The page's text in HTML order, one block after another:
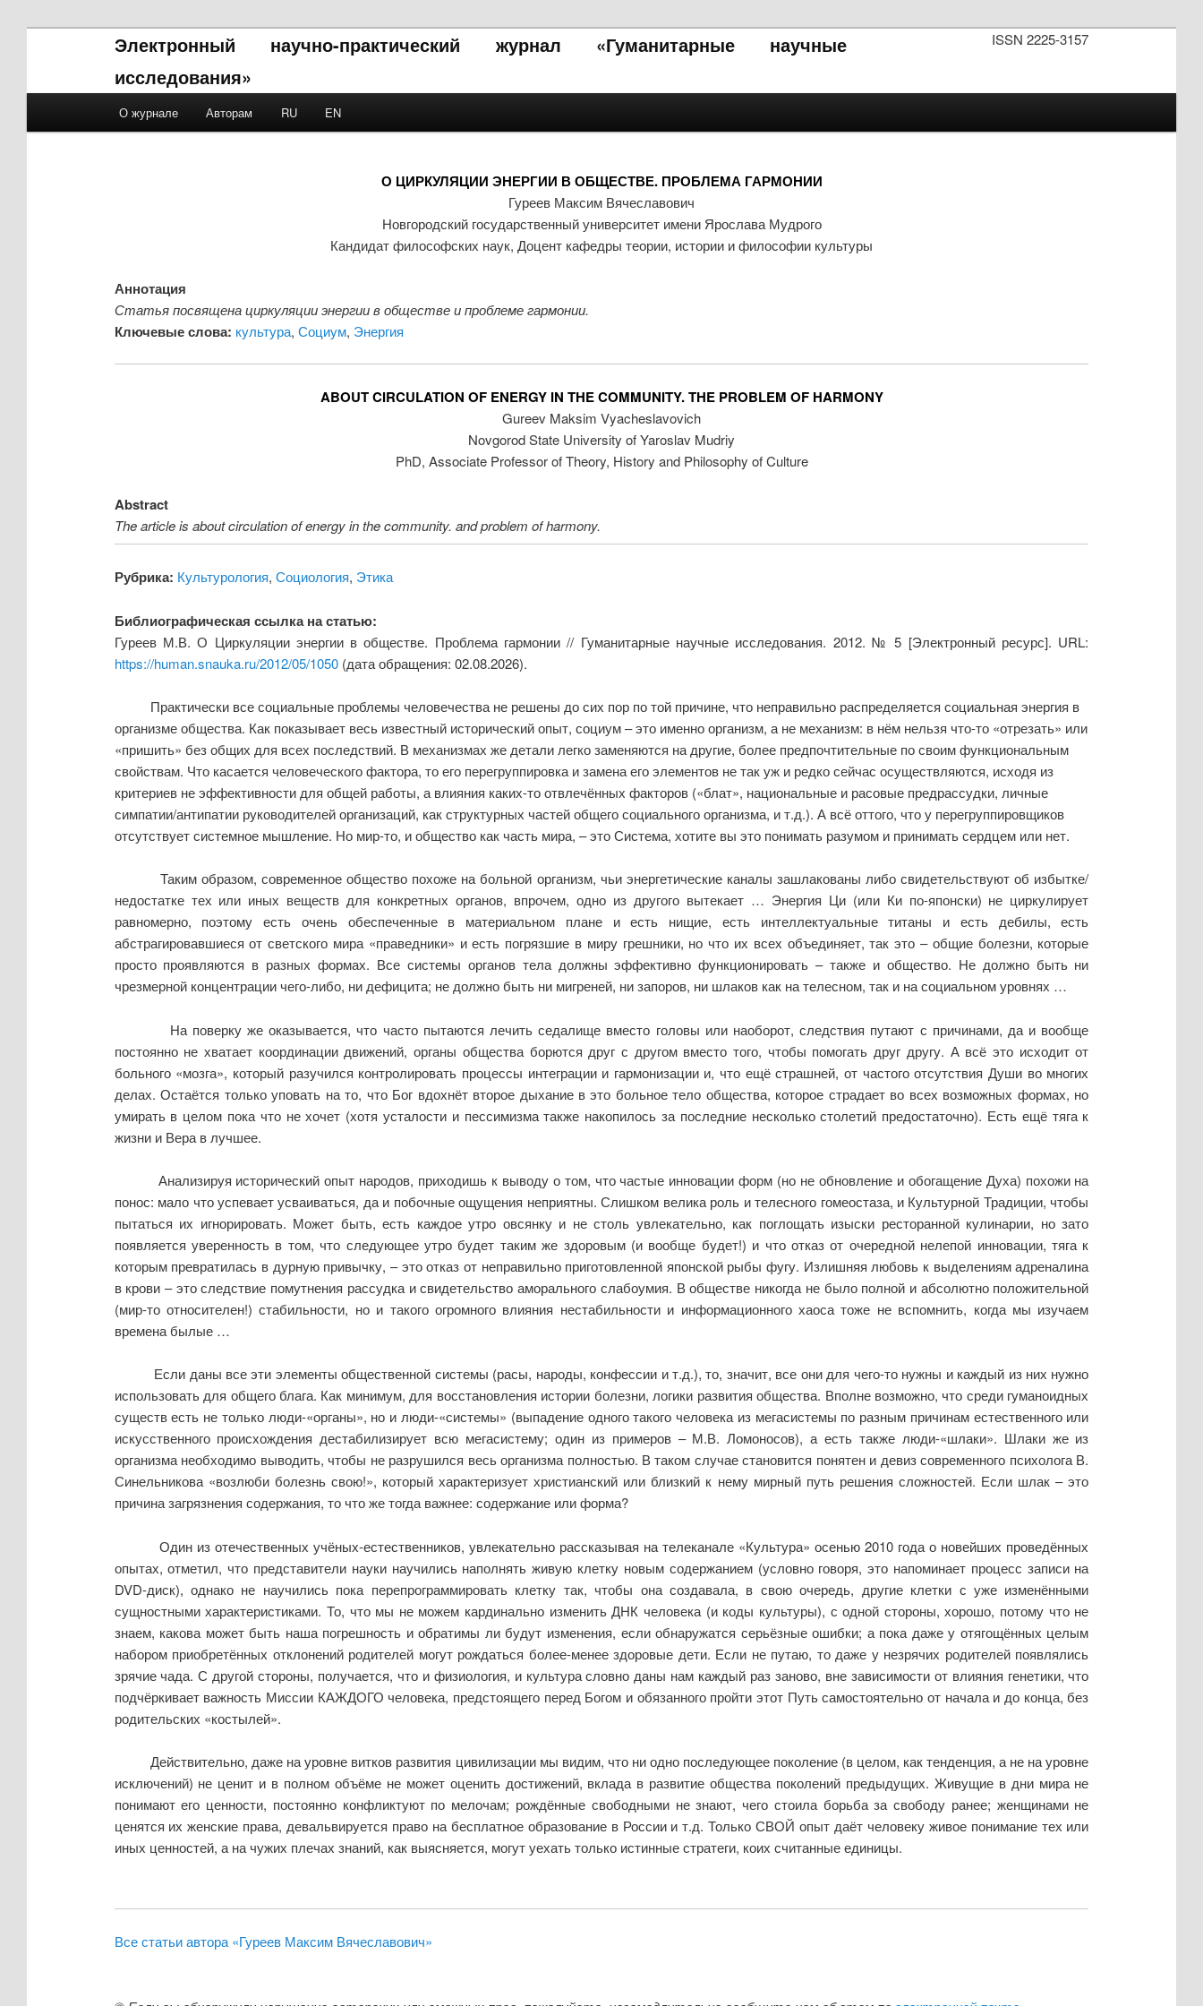
ISSN 2225-3157
Электронный научно-практический журнал «Гуманитарные научные
исследования»
Skip to primary content
Skip to secondary content
О журнале Авторам RU EN
О ЦИРКУЛЯЦИИ ЭНЕРГИИ В ОБЩЕСТВЕ. ПРОБЛЕМА ГАРМОНИИ
Гуреев Максим Вячеславович
Новгородский государственный университет имени Ярослава Мудрого
Кандидат философских наук, Доцент кафедры теории, истории и философии культуры
Аннотация
Статья посвящена циркуляции энергии в обществе и проблеме гармонии.
Ключевые слова: культура, Социум, Энергия
ABOUT CIRCULATION OF ENERGY IN THE COMMUNITY. THE PROBLEM OF HARMONY
Gureev Maksim Vyacheslavovich
Novgorod State University of Yaroslav Mudriy
PhD, Associate Professor of Theory, History and Philosophy of Culture
Abstract
The article is about circulation of energy in the community. and problem of harmony.
Рубрика: Культурология, Социология, Этика
Библиографическая ссылка на статью:
Гуреев М.В. О Циркуляции энергии в обществе. Проблема гармонии // Гуманитарные научные исследования. 2012. № 5 [Электронный ресурс]. URL:
https://human.snauka.ru/2012/05/1050(дата обращения: 02.08.2026).
Практически все социальные проблемы человечества не решены до сих пор по той причине, что неправильно распределяется социальная энергия в
организме общества. Как показывает весь известный исторический опыт, социум – это именно организм, а не механизм: в нём нельзя что-то «отрезать» или
«пришить» без общих для всех последствий. В механизмах же детали легко заменяются на другие, более предпочтительные по своим функциональным
свойствам. Что касается человеческого фактора, то его перегруппировка и замена его элементов не так уж и редко сейчас осуществляются, исходя из
критериев не эффективности для общей работы, а влияния каких-то отвлечённых факторов («блат», национальные и расовые предрассудки, личные
симпатии/антипатии руководителей организаций, как структурных частей общего социального организма, и т.д.). А всё оттого, что у перегруппировщиков
отсутствует системное мышление. Но мир-то, и общество как часть мира, – это Система, хотите вы это понимать разумом и принимать сердцем или нет.
Таким образом, современное общество похоже на больной организм, чьи энергетические каналы зашлакованы либо свидетельствуют об избытке/
недостатке тех или иных веществ для конкретных органов, впрочем, одно из другого вытекает … Энергия Ци (или Ки по-японски) не циркулирует
равномерно, поэтому есть очень обеспеченные в материальном плане и есть нищие, есть интеллектуальные титаны и есть дебилы, есть
абстрагировавшиеся от светского мира «праведники» и есть погрязшие в миру грешники, но что их всех объединяет, так это – общие болезни, которые
просто проявляются в разных формах. Все системы органов тела должны эффективно функционировать – также и общество. Не должно быть ни
чрезмерной концентрации чего-либо, ни дефицита; не должно быть ни мигреней, ни запоров, ни шлаков как на телесном, так и на социальном уровнях …
На поверку же оказывается, что часто пытаются лечить седалище вместо головы или наоборот, следствия путают с причинами, да и вообще
постоянно не хватает координации движений, органы общества борются друг с другом вместо того, чтобы помогать друг другу. А всё это исходит от
больного «мозга», который разучился контролировать процессы интеграции и гармонизации и, что ещё страшней, от частого отсутствия Души во многих
делах. Остаётся только уповать на то, что Бог вдохнёт второе дыхание в это больное тело общества, которое страдает во всех возможных формах, но
умирать в целом пока что не хочет (хотя усталости и пессимизма также накопилось за последние несколько столетий предостаточно). Есть ещё тяга к
жизни и Вера в лучшее.
Анализируя исторический опыт народов, приходишь к выводу о том, что частые инновации форм (но не обновление и обогащение Духа) похожи на
понос: мало что успевает усваиваться, да и побочные ощущения неприятны. Слишком велика роль и телесного гомеостаза, и Культурной Традиции, чтобы
пытаться их игнорировать. Может быть, есть каждое утро овсянку и не столь увлекательно, как поглощать изыски ресторанной кулинарии, но зато
появляется уверенность в том, что следующее утро будет таким же здоровым (и вообще будет!) и что отказ от очередной нелепой инновации, тяга к
которым превратилась в дурную привычку, – это отказ от неправильно приготовленной японской рыбы фугу. Излишняя любовь к выделениям адреналина
в крови – это следствие помутнения рассудка и свидетельство аморального слабоумия. В обществе никогда не было полной и абсолютно положительной
(мир-то относителен!) стабильности, но и такого огромного влияния нестабильности и информационного хаоса тоже не вспомнить, когда мы изучаем
времена былые …
Если даны все эти элементы общественной системы (расы, народы, конфессии и т.д.), то, значит, все они для чего-то нужны и каждый из них нужно
использовать для общего блага. Как минимум, для восстановления истории болезни, логики развития общества. Вполне возможно, что среди гуманоидных
существ есть не только люди-«органы», но и люди-«системы» (выпадение одного такого человека из мегасистемы по разным причинам естественного или
искусственного происхождения дестабилизирует всю мегасистему; один из примеров – М.В. Ломоносов), а есть также люди-«шлаки». Шлаки же из
организма необходимо выводить, чтобы не разрушился весь организма полностью. В таком случае становится понятен и девиз современного психолога В.
Синельникова «возлюби болезнь свою!», который характеризует христианский или близкий к нему мирный путь решения сложностей. Если шлак – это
причина загрязнения содержания, то что же тогда важнее: содержание или форма?
Один из отечественных учёных-естественников, увлекательно рассказывая на телеканале «Культура» осенью 2010 года о новейших проведённых
опытах, отметил, что представители науки научились наполнять живую клетку новым содержанием (условно говоря, это напоминает процесс записи на
DVD-диск), однако не научились пока перепрограммировать клетку так, чтобы она создавала, в свою очередь, другие клетки с уже изменёнными
сущностными характеристиками. То, что мы не можем кардинально изменить ДНК человека (и коды культуры), с одной стороны, хорошо, потому что не
знаем, какова может быть наша погрешность и обратимы ли будут изменения, если обнаружатся серьёзные ошибки; а пока даже у отягощённых целым
набором приобретённых отклонений родителей могут рождаться более-менее здоровые дети. Если не путаю, то даже у незрячих родителей появлялись
зрячие чада. С другой стороны, получается, что и физиология, и культура словно даны нам каждый раз заново, вне зависимости от влияния генетики, что
подчёркивает важность Миссии КАЖДОГО человека, предстоящего перед Богом и обязанного пройти этот Путь самостоятельно от начала и до конца, без
родительских «костылей».
Действительно, даже на уровне витков развития цивилизации мы видим, что ни одно последующее поколение (в целом, как тенденция, а не на уровне
исключений) не ценит и в полном объёме не может оценить достижений, вклада в развитие общества поколений предыдущих. Живущие в дни мира не
понимают его ценности, постоянно конфликтуют по мелочам; рождённые свободными не знают, чего стоила борьба за свободу ранее; женщинами не
ценятся их женские права, девальвируется право на бесплатное образование в России и т.д. Только СВОЙ опыт даёт человеку живое понимание тех или
иных ценностей, а на чужих плечах знаний, как выясняется, могут уехать только истинные стратеги, коих считанные единицы.
Все статьи автора «Гуреев Максим Вячеславович»